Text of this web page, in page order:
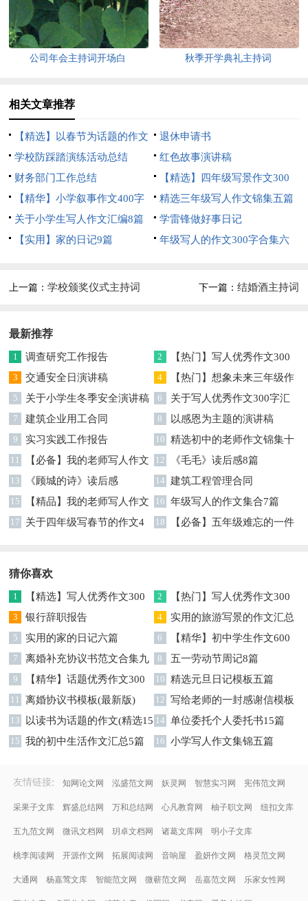
公司年会主持词开场白 秋季开学典礼主持词
相关文章推荐
【精选】以春节为话题的作文
锦集8篇
退休申请书
学校防踩踏演练活动总结
红色故事演讲稿
财务部门工作总结
【精选】四年级写景作文300
字集合五篇
【精华】小学叙事作文400字
集锦九篇
精选三年级写人作文锦集五篇
关于小学生写人作文汇编8篇
学雷锋做好事日记
【实用】家的日记9篇
年级写人的作文300字合集六
上一篇：学校颁奖仪式主持词 下一篇： 结婚酒主持词
最新推荐
1 调查研究工作报告 2
【热门】写人优秀作文300
字集合7篇
3 交通安全日演讲稿 4
【热门】想象未来三年级作
文汇编7篇
5 关于小学生冬季安全演讲稿 6
关于写人优秀作文300字汇
编六篇
7 建筑企业用工合同 8 以感恩为主题的演讲稿
9 实习实践工作报告 10 精选初中的老师作文锦集十
篇
11
【必备】我的老师写人作文
集合八篇
12 《毛毛》读后感8篇
13 《顾城的诗》读后感 14 建筑工程管理合同
15
【精品】我的老师写人作文
集合5篇
16 年级写人的作文集合7篇
17
关于四年级写春节的作文4
18
【必备】五年级难忘的一件
猜你喜欢
1
【精选】写人优秀作文300
字集锦八篇
2
【热门】写人优秀作文300
字汇总8篇
3 银行辞职报告 4
实用的旅游写景的作文汇总
九篇
5 实用的家的日记六篇 6
【精华】初中学生作文600
字集合十篇
7
离婚补充协议书范文合集九
篇
8 五一劳动节周记8篇
9
【精华】话题优秀作文300
字集合9篇
10 精选元旦日记模板五篇
11 离婚协议书模板(最新版) 12 写给老师的一封感谢信模板
汇编9篇
13
以读书为话题的作文(精选15
篇)
14 单位委托个人委托书15篇
15 我的初中生活作文汇总5篇 16 小学写人作文集锦五篇
友情链接: 知网论文网 泓盛范文网 妖灵网 智慧实习网 宪伟范文网
采果子文库 辉盛总结网 万和总结网 心凡教育网 柚子职文网 纽扣文库
五九范文网 微讯文档网 玥卓文档网 诸葛文库网 明小子文库
桃李阅读网 开源作文网 拓展阅读网 音响屋 盈妍作文网 格灵范文网
大通网 杨嘉莺文库 智能范文网 微蕲范文网 岳嘉范文网 乐家女性网